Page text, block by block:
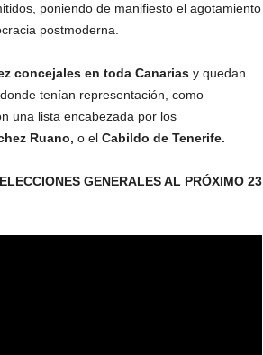
poniendo de manifiesto el agotamiento
postmoderna.
concejales en toda Canarias y quedan
tenían representación, como
una lista encabezada por los
Ruano, o elCabildo de Tenerife.
GENERALES AL PRÓXIMO 23